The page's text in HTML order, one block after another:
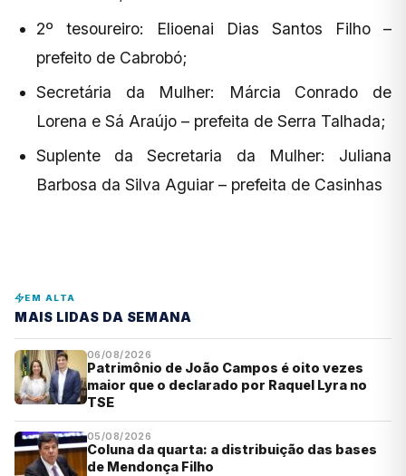
2º tesoureiro: Elioenai Dias Santos Filho –
prefeito de Cabrobó;
Secretária da Mulher: Márcia Conrado de
Lorena e Sá Araújo – prefeita de Serra Talhada;
Suplente da Secretaria da Mulher: Juliana
Barbosa da Silva Aguiar – prefeita de Casinhas
EM ALTA
MAIS LIDAS DA SEMANA
06/08/2026
Patrimônio de João Campos é oito vezes
maior que o declarado por Raquel Lyra no
TSE
05/08/2026
Coluna da quarta: a distribuição das bases
de Mendonça Filho